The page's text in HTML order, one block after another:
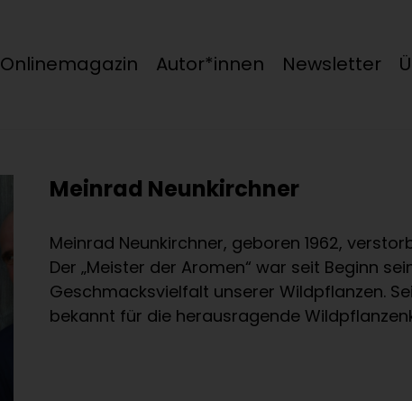
Onlinemagazin Autor*innen Newsletter
Meinrad Neunkirchner
Meinrad Neunkirchner, geboren 1962,
Der „Meister der Aromen“ war seit Beginn
Geschmacksvielfalt unserer Wildpflanzen.
bekannt für die herausragende